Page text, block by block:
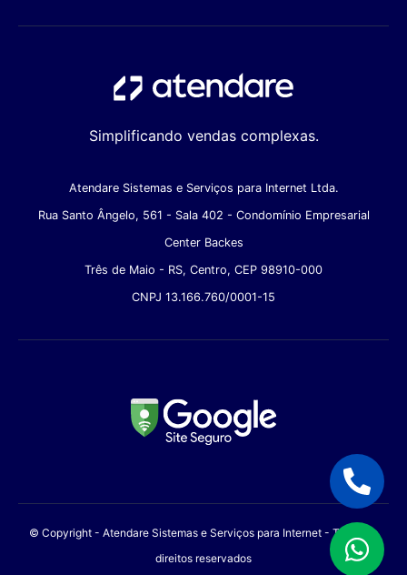
Simplificando vendas complexas.
Atendare Sistemas e Serviços para Internet Ltda.
Rua Santo Ângelo, 561 - Sala 402 - Condomínio Empresarial
Center Backes
Três de Maio - RS, Centro, CEP 98910-000
CNPJ 13.166.760/0001-15
© Copyright - Atendare Sistemas e Serviços para Internet - Todos os
direitos reservados